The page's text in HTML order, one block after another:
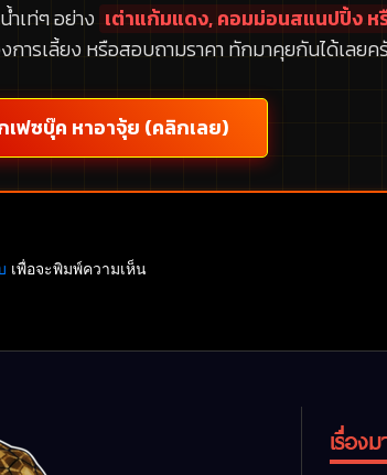
ำเท่ๆ อย่าง เต่าแก้มแดง, คอมม่อนสแนปปิ้ง ห
การเลี้ยง หรือสอบถามราคา ทักมาคุยกันได้เลย
เฟซบุ๊ค หาอาจุ้ย (คลิกเลย)
เพื่อจะพิมพ์ความเห็น
เรื่อง